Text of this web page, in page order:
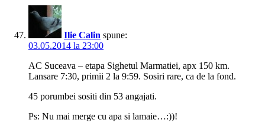
Ilie Calin spune:
03.05.2014 la 23:00
AC Suceava – etapa Sighetul Marmatiei, apx 150 km.
Lansare 7:30, primii 2 la 9:59. Sosiri rare, ca de la fond.
45 porumbei sositi din 53 angajati.
Ps: Nu mai merge cu apa si lamaie…:))!